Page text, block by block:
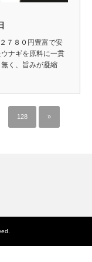
７８０円豊富で安
ナギを原料に一貫
く、旨みが凝縮
128 »